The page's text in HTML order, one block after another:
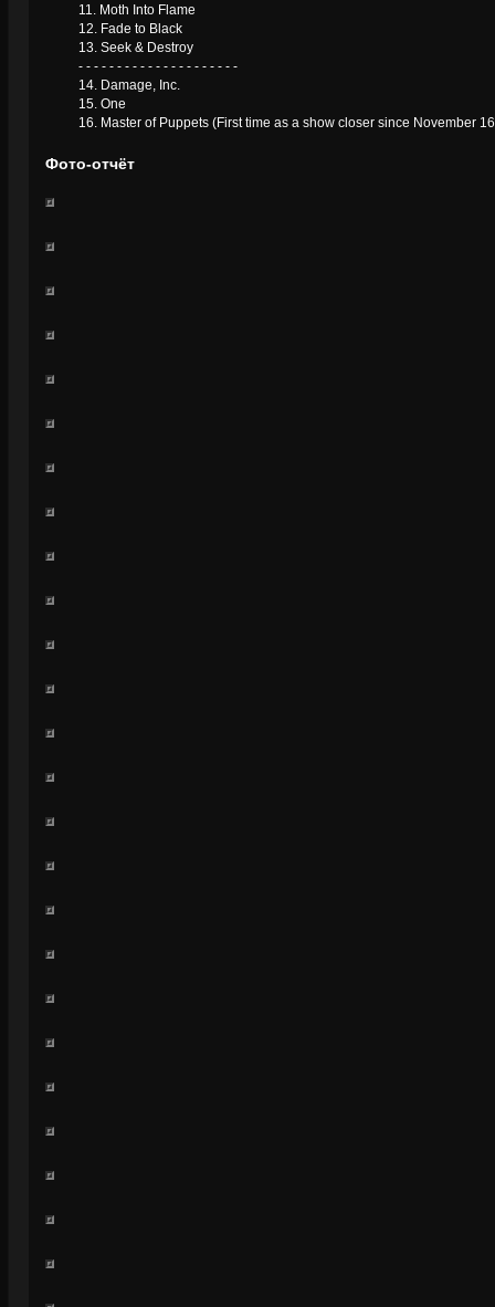
11. Moth Into Flame
12. Fade to Black
13. Seek & Destroy
- - - - - - - - - - - - - - - - - - - - -
14. Damage, Inc.
15. One
16. Master of Puppets (First time as a show closer since November
Фото-отчёт